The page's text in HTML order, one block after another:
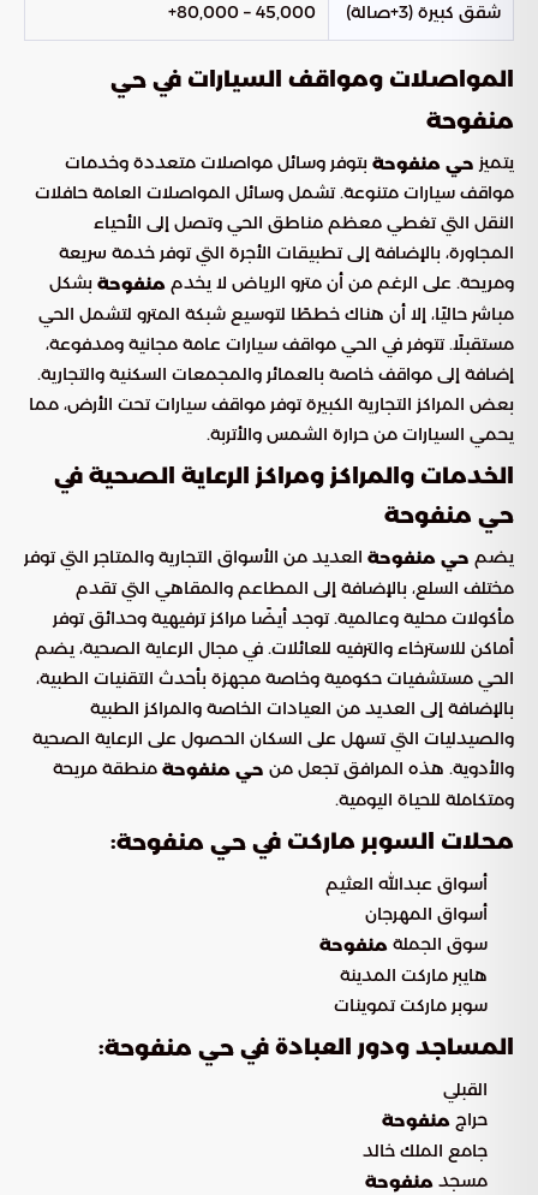
شقق كبيرة (3+صالة) 45,000 – 80,000+
المواصلات ومواقف السيارات في حي
منفوحة
يتميز حي منفوحة بتوفر وسائل مواصلات متعددة وخدمات
مواقف سيارات متنوعة. تشمل وسائل المواصلات العامة حافلات
النقل التي تغطي معظم مناطق الحي وتصل إلى الأحياء
المجاورة، بالإضافة إلى تطبيقات الأجرة التي توفر خدمة سريعة
ومريحة. على الرغم من أن مترو الرياض لا يخدم منفوحة بشكل
مباشر حاليًا، إلا أن هناك خططًا لتوسيع شبكة المترو لتشمل الحي
مستقبلًا. تتوفر في الحي مواقف سيارات عامة مجانية ومدفوعة،
إضافة إلى مواقف خاصة بالعمائر والمجمعات السكنية والتجارية.
بعض المراكز التجارية الكبيرة توفر مواقف سيارات تحت الأرض، مما
يحمي السيارات من حرارة الشمس والأتربة.
الخدمات والمراكز ومراكز الرعاية الصحية في
حي منفوحة
يضم حي منفوحة العديد من الأسواق التجارية والمتاجر التي توفر
مختلف السلع، بالإضافة إلى المطاعم والمقاهي التي تقدم
مأكولات محلية وعالمية. توجد أيضًا مراكز ترفيهية وحدائق توفر
أماكن للاسترخاء والترفيه للعائلات. في مجال الرعاية الصحية، يضم
الحي مستشفيات حكومية وخاصة مجهزة بأحدث التقنيات الطبية،
بالإضافة إلى العديد من العيادات الخاصة والمراكز الطبية
والصيدليات التي تسهل على السكان الحصول على الرعاية الصحية
والأدوية. هذه المرافق تجعل من حي منفوحة منطقة مريحة
ومتكاملة للحياة اليومية.
محلات السوبر ماركت في حي منفوحة:
أسواق عبدالله العثيم
أسواق المهرجان
سوق الجملة منفوحة
هايبر ماركت المدينة
سوبر ماركت تموينات
المساجد ودور العبادة في حي منفوحة:
القبلي
حراج منفوحة
جامع الملك خالد
مسجد منفوحة